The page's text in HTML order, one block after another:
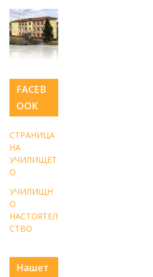
FACEB
OOK
СТРАНИЦА
НА
УЧИЛИЩЕТ
О
УЧИЛИЩН
О
НАСТОЯТЕЛ
СТВО
Нашет